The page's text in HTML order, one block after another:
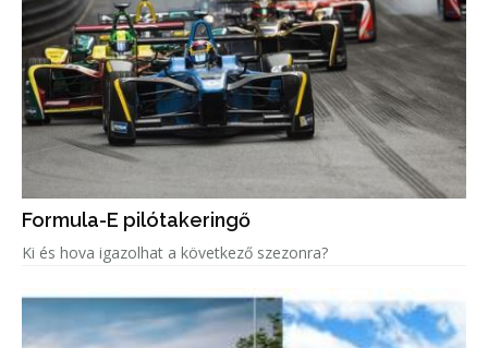
Formula-E pilótakeringő
Ki és hova igazolhat a következő szezonra?